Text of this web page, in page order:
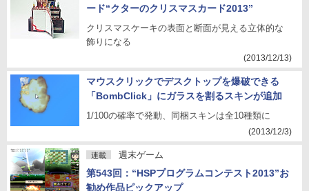
ード“クターのクリスマスカード2013”
クリスマスケーキの表面と断面が見える立体的な
飾りになる
(2013/12/13)
マウスクリックでデスクトップを爆破できる
「BombClick」にガラスを割るスキンが追加
1/100の確率で発動、同梱スキンは全10種類に
(2013/12/3)
連載 週末ゲーム
第543回：“HSPプログラムコンテスト2013”お
勧め作品ピックアップ